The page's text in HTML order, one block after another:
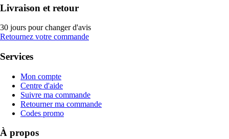
Livraison et retour
30 jours pour changer d'avis
Retournez votre commande
Services
Mon compte
Centre d'aide
Suivre ma commande
Retourner ma commande
Codes promo
À propos